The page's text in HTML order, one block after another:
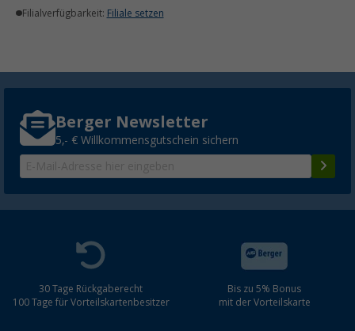
Filialverfügbarkeit: Filiale setzen
Berger Newsletter
5,- € Willkommensgutschein sichern
30 Tage Rückgaberecht
100 Tage für Vorteilskartenbesitzer
Bis zu 5% Bonus
mit der Vorteilskarte